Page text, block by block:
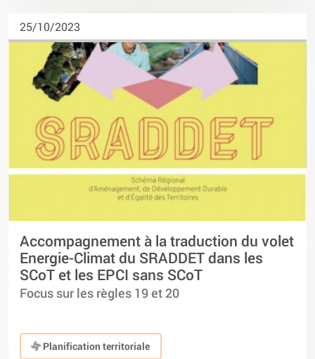
25/10/2023
Accompagnement à la traduction du volet
Energie-Climat du SRADDET dans les
SCoT et les EPCI sans SCoT
Focus sur les règles 19 et 20
Planification territoriale